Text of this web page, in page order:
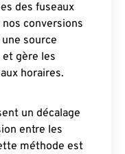
des fuseaux
conversions
source
gère les
horaires.
un décalage
entre les
méthode est